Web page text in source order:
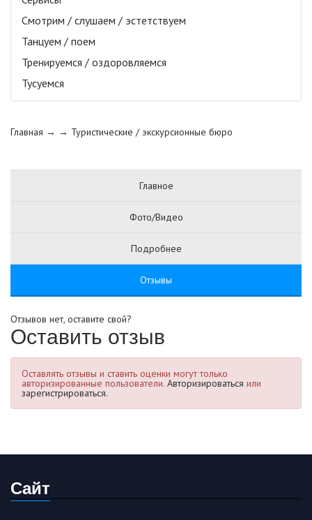
Смотрим / слушаем / эстетствуем
Танцуем / поем
Тренируемся / оздоровляемся
Тусуемся
Главная → → Туристические / экскурсионные бюро
Главное
Фото/Видео
Подробнее
Отзывы
Отзывов нет, оставите свой?
Оставить отзыв
Оставлять отзывы и ставить оценки могут только
авторизированные пользователи. Авторизироваться или
зарегистрироваться.
Сайт